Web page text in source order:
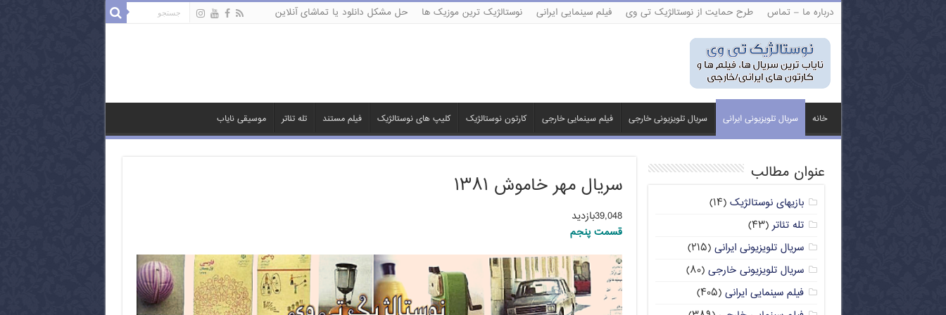
درباره ما – تماس طرح حمایت از نوستالژیک تی وی فیلم سینمایی ایرانی نوستالژیک ترین موزیک ها حل مشکل دانلود یا تماشای آنلاین
خانه سریال تلویزیونی ایرانی سریال تلویزیونی خارجی فیلم سینمایی خارجی کارتون نوستالژیک کلیپ های نوستالژیک فیلم مستند تله تئاتر موسیقی نایاب
سریال مهر خاموش ۱۳۸۱
39,048بازدید
قسمت پنجم
عنوان مطالب
بازیهای نوستالژیک (۱۴)
تله تئاتر(۴۳)
سریال تلویزیونی ایرانی (۲۱۵)
سریال تلویزیونی خارجی (۸۰)
فیلم سینمایی ایرانی (۴۰۵)